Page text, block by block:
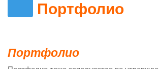
Портфолио
Портфолио